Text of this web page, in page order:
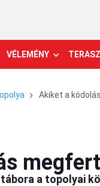
VÉLEMÉNY TERASZ
Akiket a
a topolyai